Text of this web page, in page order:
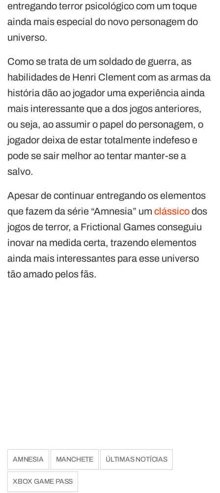
entregando terror psicológico com um toque
ainda mais especial do novo personagem do
universo.
Como se trata de um soldado de guerra, as
habilidades de Henri Clement com as armas da
história dão ao jogador uma experiência ainda
mais interessante que a dos jogos anteriores,
ou seja, ao assumir o papel do personagem, o
jogador deixa de estar totalmente indefeso e
pode se sair melhor ao tentar manter-se a
salvo.
Apesar de continuar entregando os elementos
que fazem da série “Amnesia” um clássicodos
jogos de terror, a Frictional Games conseguiu
inovar na medida certa, trazendo elementos
ainda mais interessantes para esse universo
tão amado pelos fãs.
AMNESIA MANCHETE ÚLTIMAS NOTÍCIAS
XBOX GAME PASS